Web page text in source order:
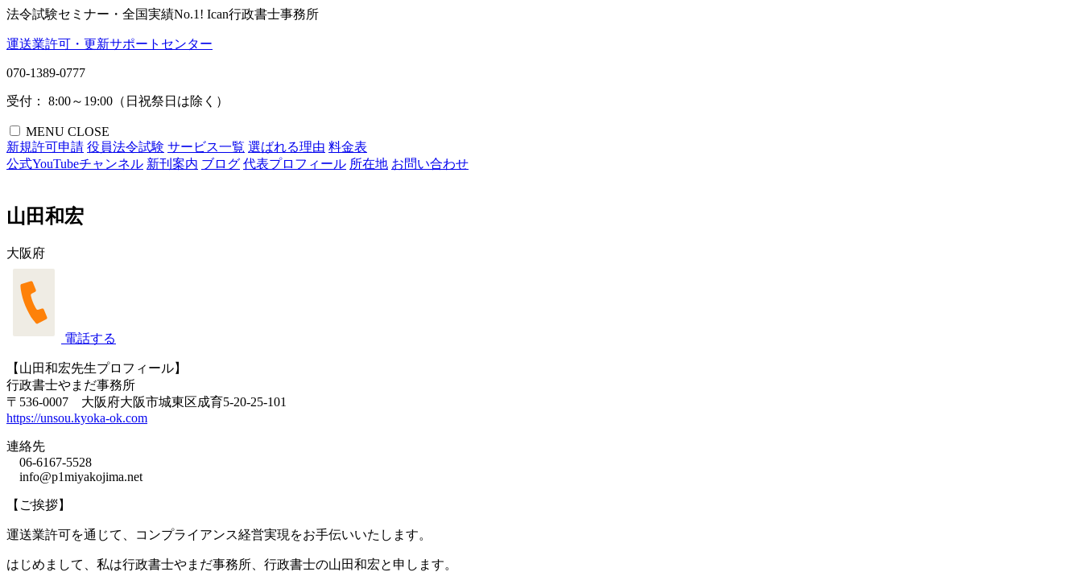
法令試験セミナー・全国実績No.1! Ican行政書士事務所
運送業許可・更新サポートセンター
070-1389-0777
受付： 8:00～19:00（日祝祭日は除く）
MENU CLOSE
新規許可申請 役員法令試験 サービス一覧 選ばれる理由 料金表
公式YouTubeチャンネル 新刊案内 ブログ 代表プロフィール 所在地 お問い合わせ
山田和宏
大阪府
電話する
【山田和宏先生プロフィール】
行政書士やまだ事務所
〒536-0007 大阪府大阪市城東区成育5-20-25-101
https://unsou.kyoka-ok.com
連絡先
06-6167-5528
info@p1miyakojima.net
【ご挨拶】
運送業許可を通じて、コンプライアンス経営実現をお手伝いいたします。
はじめまして、私は行政書士やまだ事務所、行政書士の山田和宏と申します。